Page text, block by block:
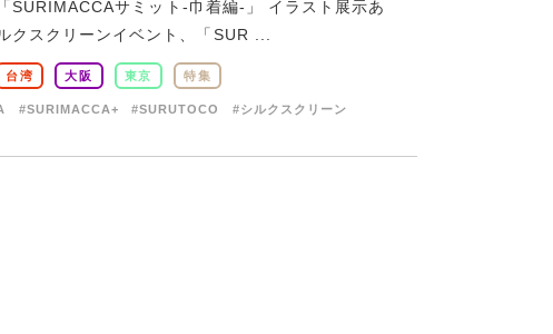
SURIMACCAサミット-巾着編-」 イラスト展示あ
クスクリーンイベント、「SUR ...
台湾 大阪 東京 特集
#SURIMACCA+ #SURUTOCO #シルクスクリーン